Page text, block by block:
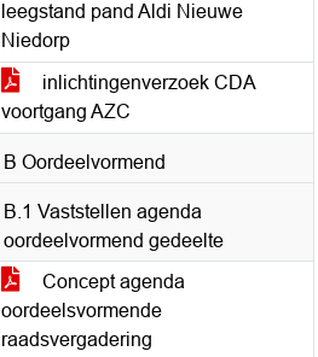
leegstand pand Aldi Nieuwe
Niedorp
inlichtingenverzoek CDA
voortgang AZC
B Oordeelvormend
B.1 Vaststellen agenda
oordeelvormend gedeelte
Concept agenda
oordeelsvormende
raadsvergadering